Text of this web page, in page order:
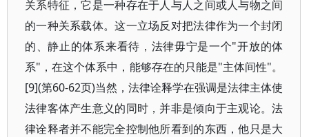
关系特征，它是一种存在于人与人之间或人与物之间
的一种关系载体。这一立场反对把法律作为一个封闭
的、静止的体系来看待，法律毋宁是一个"开放的体
系"，在这个体系中，能够存在的只能是"主体间性"。
[9](第60-62页)当然，法律诠释学在强调是法律主体使
法律客体产生意义的同时，并非是倾向于主观论。法
律诠释者并不能完全控制他所看到的东西，他只是大